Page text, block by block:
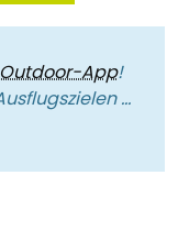
App!
…